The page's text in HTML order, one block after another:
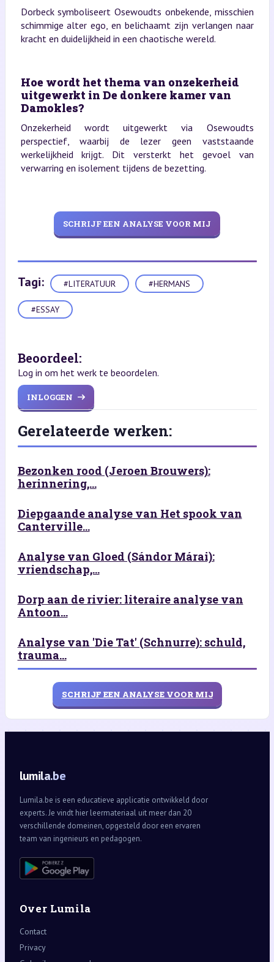
Dorbeck symboliseert Osewoudts onbekende, misschien
schimmige alter ego, en belichaamt zijn verlangen naar
kracht en duidelijkheid in een chaotische wereld.
Hoe wordt het thema van onzekerheid
uitgewerkt in De donkere kamer van
Damokles?
Onzekerheid wordt uitgewerkt via Osewoudts
perspectief, waarbij de lezer geen vaststaande
werkelijkheid krijgt. Dit versterkt het gevoel van
verwarring en isolement tijdens de bezetting.
SCHRIJF EEN ANALYSE VOOR MIJ
Tagi: #LITERATUUR #HERMANS
#ESSAY
Beoordeel:
Log in om het werk te beoordelen.
INLOGGEN
Gerelateerde werken:
Bezonken rood (Jeroen Brouwers):
herinnering,...
Diepgaande analyse van Het spook van
Canterville...
Analyse van Gloed (Sándor Márai):
vriendschap,...
Dorp aan de rivier: literaire analyse van
Antoon...
Analyse van 'Die Tat' (Schnurre): schuld,
trauma...
SCHRIJF EEN ANALYSE VOOR MIJ
lumila.be
Lumila.be is een educatieve applicatie ontwikkeld door
experts. Je vindt hier leermateriaal uit meer dan 20
verschillende domeinen, opgesteld door een ervaren
team van ingenieurs en pedagogen.
Over Lumila
Contact
Privacy